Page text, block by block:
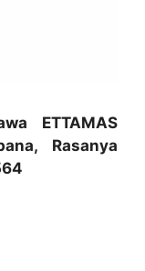
ETTAMAS
Rasanya